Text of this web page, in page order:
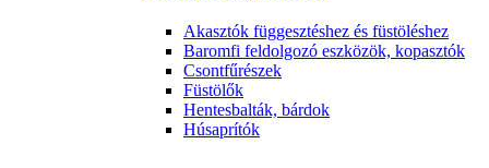
Akasztók függesztéshez és füstöléshez
Baromfi feldolgozó eszközök, kopasztók
Csontfűrészek
Füstölők
Hentesbalták, bárdok
Húsaprítók